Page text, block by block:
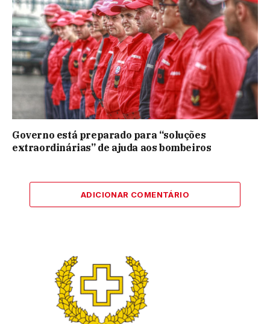
Governo está preparado para “soluções
extraordinárias” de ajuda aos bombeiros
ADICIONAR COMENTÁRIO